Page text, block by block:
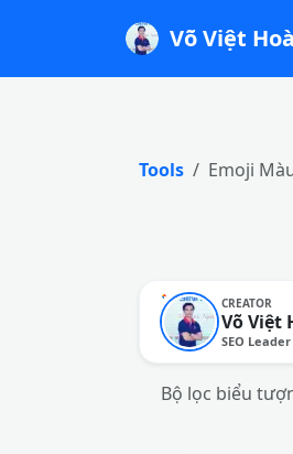
Võ Việt
Tools Emoji
CREATOR
Võ Việt
SEO
Bộ lọc biểu